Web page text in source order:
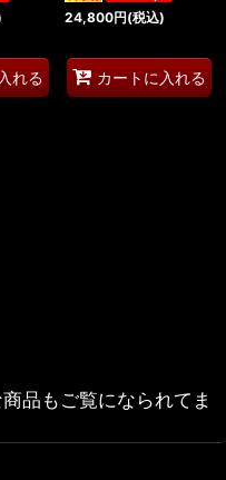
れる
24,800円(税込)
カートに入れる
品もご覧になられてま